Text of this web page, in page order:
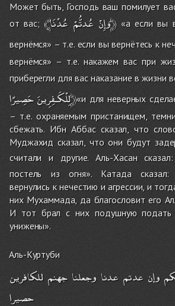
Может быть, Господь ваш помилует
от вас;
﴾وَإِنْ عُدتُّمْ عُدْنَا﴿«а если вы
вернёмся» – т.е. если вы вернётесь к
вернёмся» – т.е. накажем вас при
приберегли для вас наказание в жизни
لِلْكَـفِرِينَحَصِيرًا﴿«и для неверных
– т.е. охраняемым пристанищем,
сбежать. Ибн Аббас сказал, что
Муджахид сказал, что они будут
считали и другие. Аль-Хасан
постель из огня». Катада
вернулись к нечестию и агрессии, и
них Мухаммада, да благословит его
И тот брал с них подушную
унижены».
Аль-Куртуби
وإن عدتم عدنا وجعلنا جهنم للكافرين
حصيرا